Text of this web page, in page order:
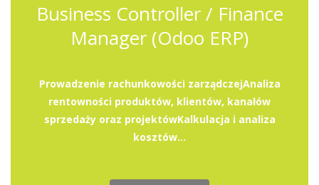
Business Controller / Finance
Manager (Odoo ERP)
Prowadzenie rachunkowości zarządczejAnaliza
rentowności produktów, klientów, kanałów
sprzedaży oraz projektówKalkulacja i analiza
kosztów...